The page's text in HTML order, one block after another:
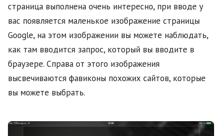
страница выполнена очень интересно, при вводе у
вас появляется маленькое изображение страницы
Google, на этом изображении вы можете наблюдать,
как там вводится запрос, который вы вводите в
браузере. Справа от этого изображения
высвечиваются фавиконы похожих сайтов, которые
вы можете выбрать.